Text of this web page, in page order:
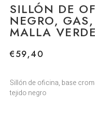
SILLÓN DE
NEGRO,
MALLA
€59,40
Sillón de oficina, base
tejido negro